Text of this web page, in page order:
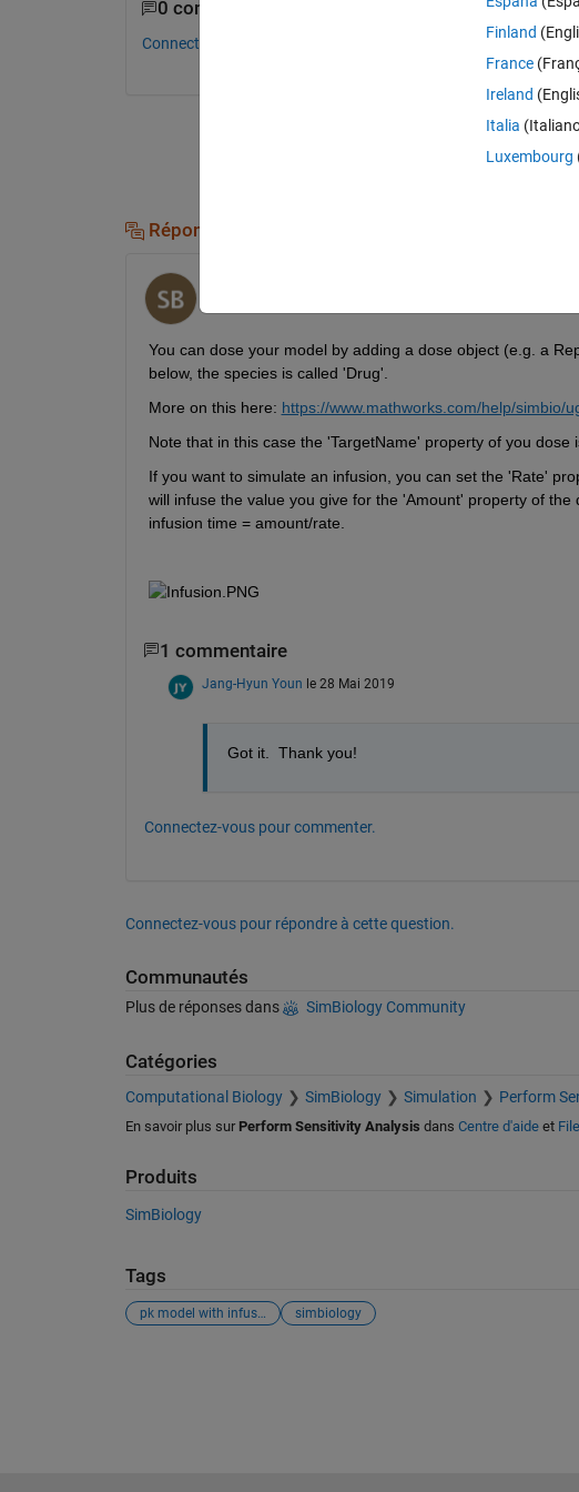
0 commentaires
Connectez-vous pour commenter.
Réponses (1)
You can dose your model by adding a dose object (e.g. a
below, the species is called 'Drug'.
More on this here: https://www.mathworks.com/help/simbio/
Note that in this case the 'TargetName' property of you
If you want to simulate an infusion, you can set the 'Rate'
will infuse the value you give for the 'Amount' property of
infusion time = amount/rate.
1 commentaire
Jang-Hyun Youn le 28 Mai 2019
Got it.  Thank you!
Connectez-vous pour commenter.
Connectez-vous pour répondre à cette question.
Communautés
Plus de réponses dans SimBiology Community
Catégories
Computational Biology SimBiology Simulation Perform
En savoir plus sur Perform Sensitivity Analysis dans Centre d'aideet
Produits
SimBiology
Tags
pk model with infusion turned on and off simbiology
Finland
France
Ireland
Italia
Luxembourg